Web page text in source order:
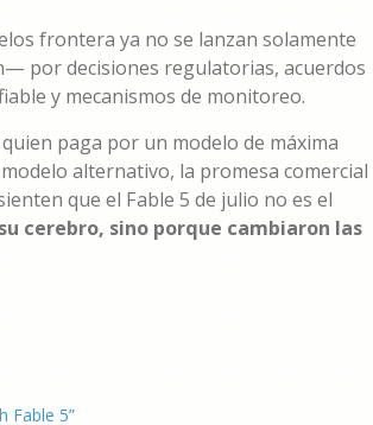
frontera ya no se lanzan solamente
por decisiones regulatorias, acuerdos
y mecanismos de monitoreo.
paga por un modelo de máxima
alternativo, la promesa comercial
que el Fable 5 de julio no es el
cerebro, sino porque cambiaron las
Fable 5”